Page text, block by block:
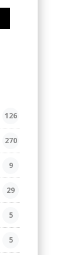
126
270
9
29
5
5